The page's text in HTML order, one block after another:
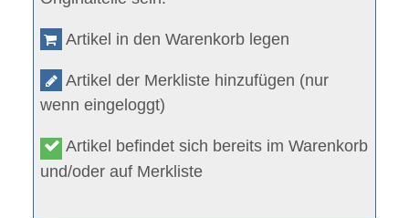
Artikel in den Warenkorb legen
Artikel der Merkliste hinzufügen (nur
wenn eingeloggt)
Artikel befindet sich bereits im Warenkorb
und/oder auf Merkliste